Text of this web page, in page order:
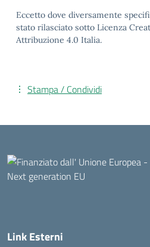
Eccetto dove diversamente
stato rilasciato sotto Licenza
Attribuzione 4.0 Italia.
Stampa / Condividi
Link Esterni